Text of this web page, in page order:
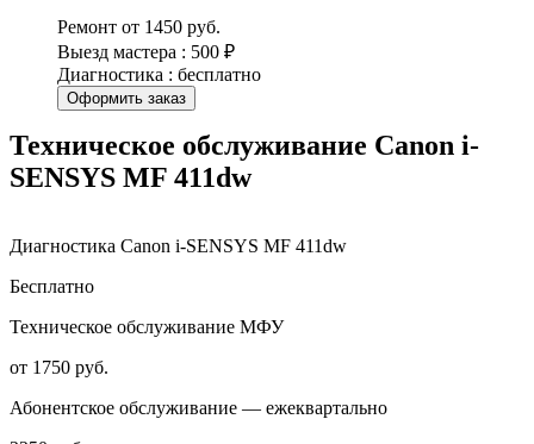
Ремонт от 1450 руб.
Выезд мастера : 500 ₽
Диагностика : бесплатно
Оформить заказ
Техническое обслуживание Canon i-
SENSYS MF 411dw
Диагностика Canon i-SENSYS MF 411dw
Бесплатно
Техническое обслуживание МФУ
от 1750 руб.
Абонентское обслуживание — ежеквартально